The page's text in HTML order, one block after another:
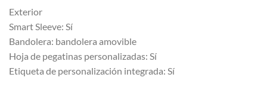
Exterior
Smart Sleeve: Sí
Bandolera: bandolera amovible
Hoja de pegatinas personalizadas: Sí
Etiqueta de personalización integrada: Sí